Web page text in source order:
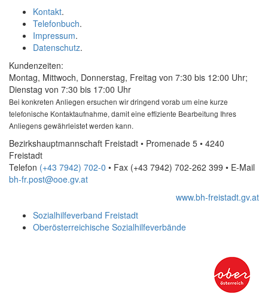
Kontakt.
Telefonbuch.
Impressum.
Datenschutz.
Kundenzeiten:
Montag, Mittwoch, Donnerstag, Freitag von 7:30 bis 12:00 Uhr;
Dienstag von 7:30 bis 17:00 Uhr
Bei konkreten Anliegen ersuchen wir dringend vorab um eine kurze
telefonische Kontaktaufnahme, damit eine effiziente Bearbeitung Ihres
Anliegens gewährleistet werden kann.
Bezirkshauptmannschaft Freistadt • Promenade 5 • 4240
Freistadt
Telefon (+43 7942) 702-0 • Fax (+43 7942) 702-262 399 • E-Mail
bh-fr.post@ooe.gv.at
www.bh-freistadt.gv.at
Sozialhilfeverband Freistadt
Oberösterreichische Sozialhilfeverbände